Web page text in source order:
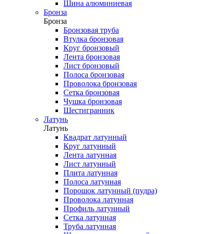
Шина алюминиевая
Бронза
Бронза
Бронзовая труба
Втулка бронзовая
Круг бронзовый
Лента бронзовая
Лист бронзовый
Полоса бронзовая
Проволока бронзовая
Сетка бронзовая
Чушка бронзовая
Шестигранник
Латунь
Латунь
Квадрат латунный
Круг латунный
Лента латунная
Лист латунный
Плита латунная
Полоса латунная
Порошок латунный (пудра)
Проволока латунная
Профиль латунный
Сетка латунная
Труба латунная